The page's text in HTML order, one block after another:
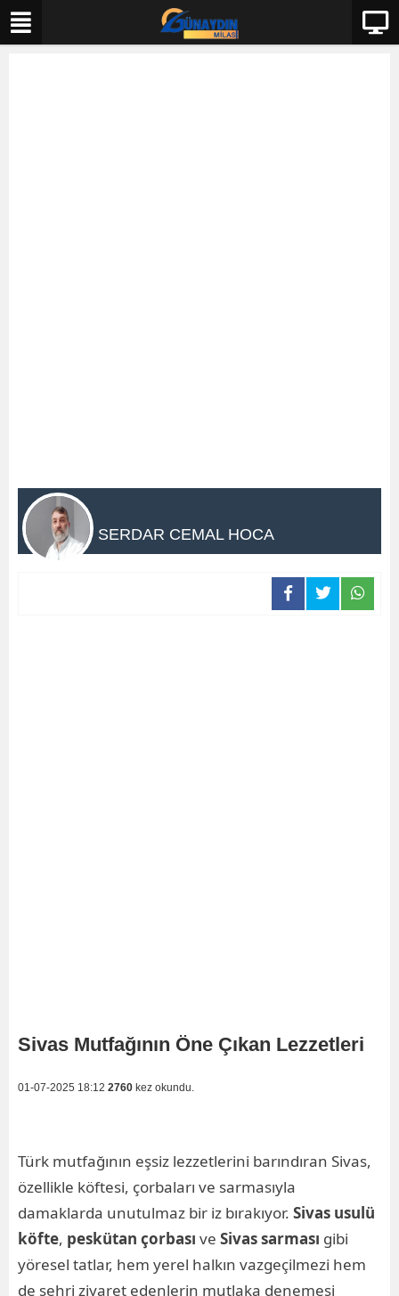
SERDAR CEMAL HOCA
Sivas Mutfağının Öne Çıkan Lezzetleri
01-07-2025 18:12 2760 kez okundu.
Türk mutfağının eşsiz lezzetlerini barındıran Sivas,
özellikle köftesi, çorbaları ve sarmasıyla
damaklarda unutulmaz bir iz bırakıyor. Sivas usulü
köfte, peskütan çorbası ve Sivas sarması gibi
yöresel tatlar, hem yerel halkın vazgeçilmezi hem
de şehri ziyaret edenlerin mutlaka denemesi